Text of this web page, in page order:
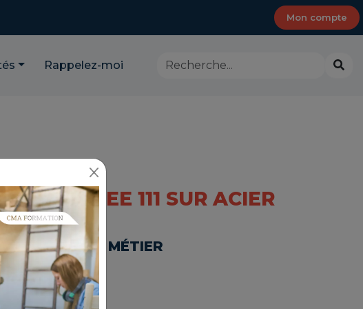
Mon compte
Rappelez-moi
Rechercher
dans
EE 111 SUR ACIER
FAIRE MÉTIER